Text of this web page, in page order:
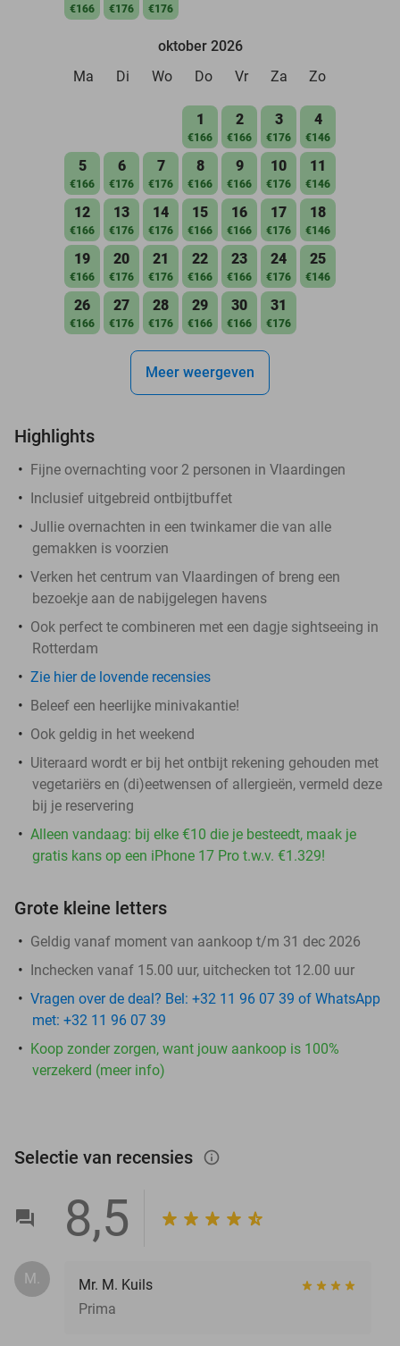
€166 €176 €176
oktober 2026
Ma
Di Wo Do Vr Za Zo
1
€166
2
€166
3
€176
4
€146
5
€166
6
€176
7
€176
8
€166
9
€166
10
€176
11
€146
12
€166
13
€176
14
€176
15
€166
16
€166
17
€176
18
€146
19
€166
20
€176
21
€176
22
€166
23
€166
24
€176
25
€146
26
€166
27
€176
28
€176
29
€166
30
€166
31
€176
Meer weergeven
Highlights
Fijne overnachting voor 2 personen in Vlaardingen
Inclusief uitgebreid ontbijtbuffet
Jullie overnachten in een twinkamer die van alle
gemakken is voorzien
Verken het centrum van Vlaardingen of breng een
bezoekje aan de nabijgelegen havens
Ook perfect te combineren met een dagje sightseeing in
Rotterdam
Zie hier de lovende recensies
Beleef een heerlijke minivakantie!
Ook geldig in het weekend
Uiteraard wordt er bij het ontbijt rekening gehouden met
vegetariërs en (di)eetwensen of allergieën, vermeld deze
bij je reservering
Alleen vandaag: bij elke €10 die je besteedt, maak je
gratis kans op een iPhone 17 Pro t.w.v. €1.329!
Grote kleine letters
Geldig vanaf moment van aankoop t/m 31 dec 2026
Inchecken vanaf 15.00 uur, uitchecken tot 12.00 uur
Vragen over de deal? Bel: +32 11 96 07 39 of WhatsApp
met: +32 11 96 07 39
Koop zonder zorgen, want jouw aankoop is 100%
verzekerd (meer info)
Selectie van recensies info_outlined
8,5
M.
Mr. M. Kuils
Prima